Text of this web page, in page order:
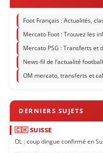
Foot Français : Actualités,
Mercato Foot : Trouvez les
Mercato PSG : Transferts et
News-fil de l’actualité football
OM mercato, transferts et
🇨🇭 SUISSE
OL : coup dingue confirmé en